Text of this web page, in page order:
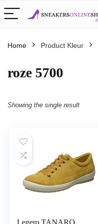
Home Product Kleur
roze 5700
Showing the single result
Legero TANARO